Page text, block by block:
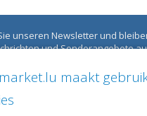
maakt
unseren Newsletter und
und Sonderangebote